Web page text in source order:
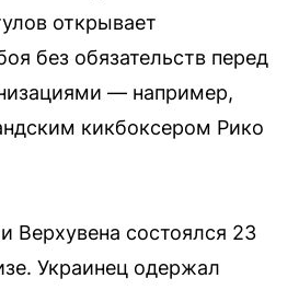
открывает
без обязательств перед
— например,
кикбоксером Рико
Верхувена состоялся 23
Украинец одержал